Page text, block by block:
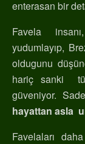
enterasan bir
Favela
yudumlayıp,
oldugunu
hariç sanki
güveniyor.
hayattan asla
Favelaları